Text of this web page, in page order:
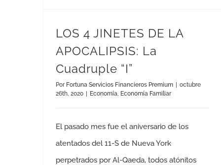
LOS 4 JINETES DE LA
APOCALIPSIS: La
Cuadruple “I”
Por Fortuna Servicios Financieros Premium | octubre
26th, 2020 | Economía Economía Familiar
El pasado mes fue el aniversario de los
atentados del 11-S de Nueva York
perpetrados por Al-Qaeda, todos atónitos